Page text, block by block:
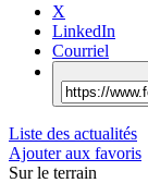
X
LinkedIn
Courriel
Liste des actualités
Ajouter aux favoris
Sur le terrain